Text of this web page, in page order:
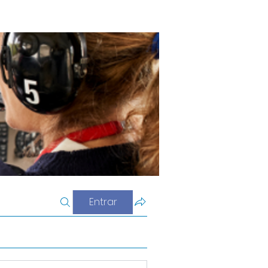
Entrar